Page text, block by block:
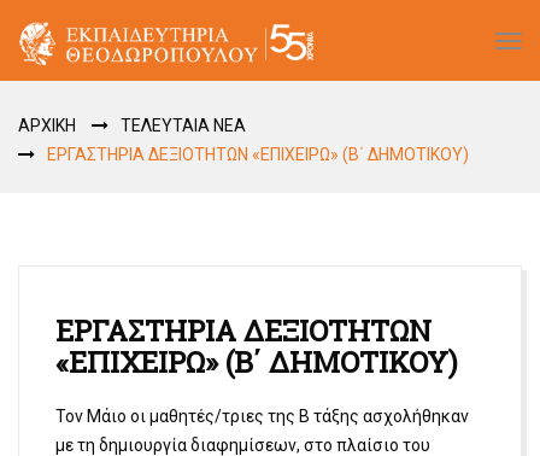
ΑΡΧΙΚΗ
ΤΕΛΕΥΤΑΙΑ ΝΕΑ
ΕΡΓΑΣΤΗΡΙΑ ΔΕΞΙΟΤΗΤΩΝ «ΕΠΙΧΕΙΡΩ» (Β΄ ΔΗΜΟΤΙΚΟΥ)
ΕΡΓΑΣΤΗΡΙΑ ΔΕΞΙΟΤΗΤΩΝ
«ΕΠΙΧΕΙΡΩ» (Β΄ ΔΗΜΟΤΙΚΟΥ)
Τον Μάιο οι μαθητές/τριες της Β τάξης ασχολήθηκαν
με τη δημιουργία διαφημίσεων, στο πλαίσιο του